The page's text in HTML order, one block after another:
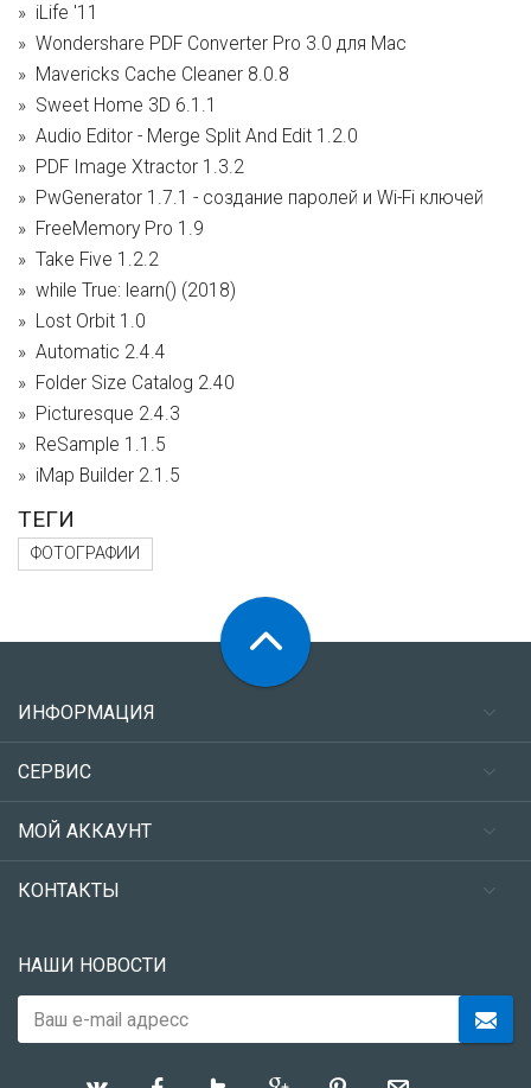
iLife '11
Wondershare PDF Converter Pro 3.0 для Mac
Mavericks Cache Cleaner 8.0.8
Sweet Home 3D 6.1.1
Audio Editor - Merge Split And Edit 1.2.0
PDF Image Xtractor 1.3.2
PwGenerator 1.7.1 - cоздание паролей и Wi-Fi ключей
FreeMemory Pro 1.9
Take Five 1.2.2
while True: learn() (2018)
Lost Orbit 1.0
Automatic 2.4.4
Folder Size Catalog 2.40
Picturesque 2.4.3
ReSample 1.1.5
iMap Builder 2.1.5
ТЕГИ
ФОТОГРАФИИ
ИНФОРМАЦИЯ
СЕРВИС
МОЙ АККАУНТ
КОНТАКТЫ
НАШИ НОВОСТИ